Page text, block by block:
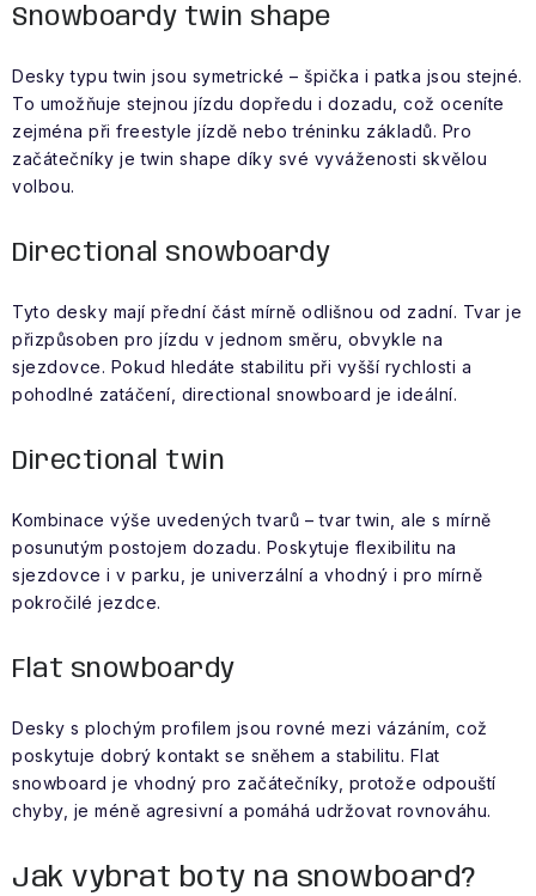
Snowboardy twin shape
Desky typu twin jsou symetrické – špička i patka jsou stejné.
To umožňuje stejnou jízdu dopředu i dozadu, což oceníte
zejména při freestyle jízdě nebo tréninku základů. Pro
začátečníky je twin shape díky své vyváženosti skvělou
volbou.
Directional snowboardy
Tyto desky mají přední část mírně odlišnou od zadní. Tvar je
přizpůsoben pro jízdu v jednom směru, obvykle na
sjezdovce. Pokud hledáte stabilitu při vyšší rychlosti a
pohodlné zatáčení, directional snowboard je ideální.
Directional twin
Kombinace výše uvedených tvarů – tvar twin, ale s mírně
posunutým postojem dozadu. Poskytuje flexibilitu na
sjezdovce i v parku, je univerzální a vhodný i pro mírně
pokročilé jezdce.
Flat snowboardy
Desky s plochým profilem jsou rovné mezi vázáním, což
poskytuje dobrý kontakt se sněhem a stabilitu. Flat
snowboard je vhodný pro začátečníky, protože odpouští
chyby, je méně agresivní a pomáhá udržovat rovnováhu.
Jak vybrat boty na snowboard?